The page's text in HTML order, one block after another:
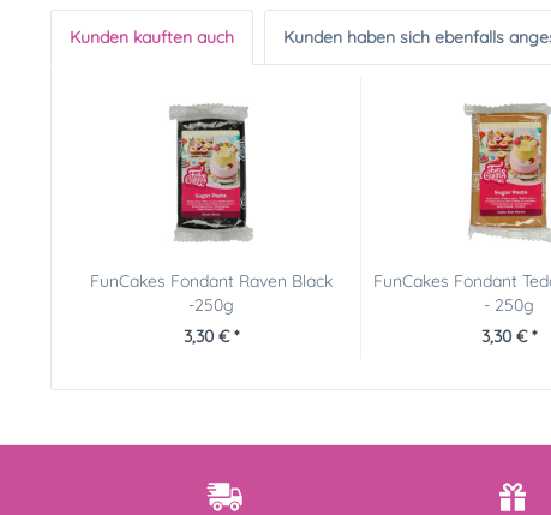
Kunden kauften auch Kunden haben sich ebenfalls
FunCakes Fondant Raven Black
-250g
3,30 € *
FunCakes Fondant
- 250g
3,30 € *